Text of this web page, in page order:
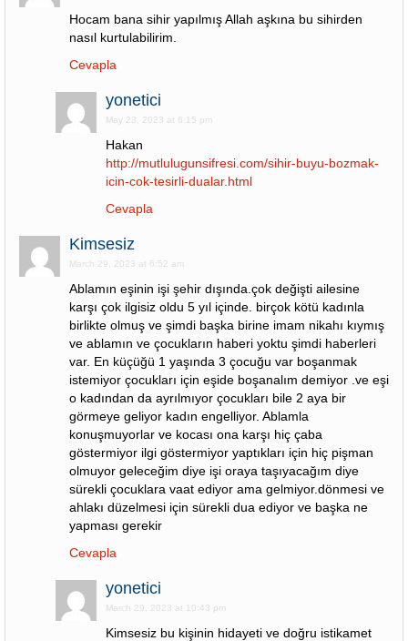
Hocam bana sihir yapılmış Allah aşkına bu sihirden
nasıl kurtulabilirim.
Cevapla
yonetici
May 23, 2023 at 6:15 pm
Hakan
http://mutlulugunsifresi.com/sihir-buyu-bozmak-
icin-cok-tesirli-dualar.html
Cevapla
Kimsesiz
March 29, 2023 at 6:52 am
Ablamın eşinin işi şehir dışında.çok değişti ailesine
karşı çok ilgisiz oldu 5 yıl içinde. birçok kötü kadınla
birlikte olmuş ve şimdi başka birine imam nikahı kıymış
ve ablamın ve çocukların haberi yoktu şimdi haberleri
var. En küçüğü 1 yaşında 3 çocuğu var boşanmak
istemiyor çocukları için eşide boşanalım demiyor .ve eşi
o kadından da ayrılmıyor çocukları bile 2 aya bir
görmeye geliyor kadın engelliyor. Ablamla
konuşmuyorlar ve kocası ona karşı hiç çaba
göstermiyor ilgi göstermiyor yaptıkları için hiç pişman
olmuyor geleceğim diye işi oraya taşıyacağım diye
sürekli çocuklara vaat ediyor ama gelmiyor.dönmesi ve
ahlakı düzelmesi için sürekli dua ediyor ve başka ne
yapması gerekir
Cevapla
yonetici
March 29, 2023 at 10:43 pm
Kimsesiz bu kişinin hidayeti ve doğru istikamet